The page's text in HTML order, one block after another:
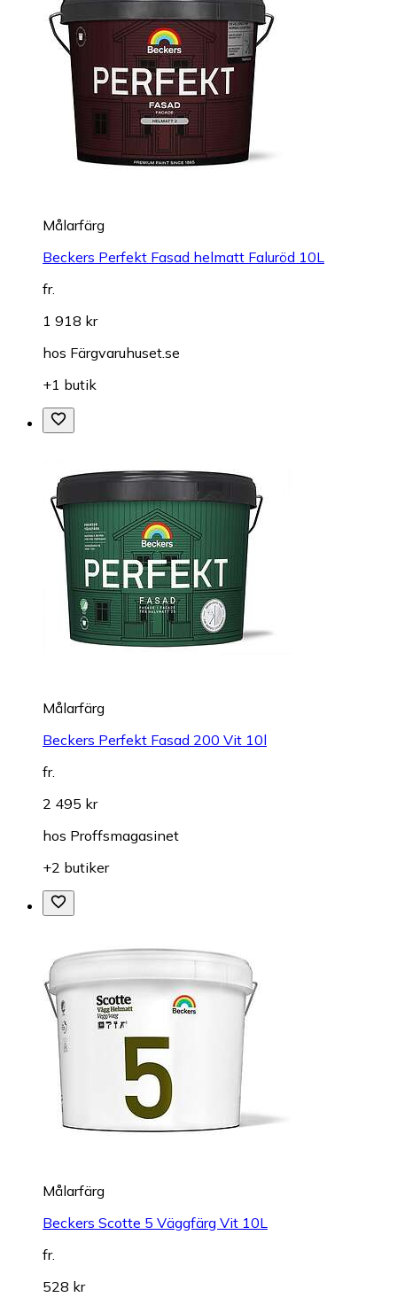
Målarfärg
Beckers Perfekt Fasad helmatt Faluröd 10L
fr.
1 918 kr
hos Färgvaruhuset.se
+1 butik
Målarfärg
Beckers Perfekt Fasad 200 Vit 10l
fr.
2 495 kr
hos Proffsmagasinet
+2 butiker
Målarfärg
Beckers Scotte 5 Väggfärg Vit 10L
fr.
528 kr